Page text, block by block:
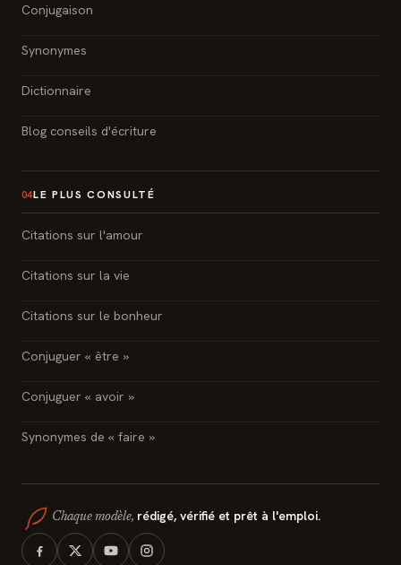
Conjugaison
Synonymes
Dictionnaire
Blog conseils d'écriture
04LE PLUS CONSULTÉ
Citations sur l'amour
Citations sur la vie
Citations sur le bonheur
Conjuguer « être »
Conjuguer « avoir »
Synonymes de « faire »
Chaque modèle, rédigé, vérifié et prêt à l'emploi.